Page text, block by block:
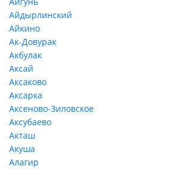
Айдырлинский
Айкино
Ак-Довурак
Акбулак
Аксай
Аксаково
Аксарка
Аксеново-Зиловское
Аксубаево
Акташ
Акуша
Алагир